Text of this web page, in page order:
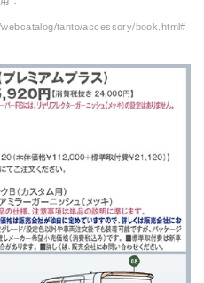
tanto/accessory/book.html#